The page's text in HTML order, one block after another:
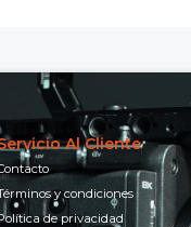
Al Cliente
y condiciones
de privacidad